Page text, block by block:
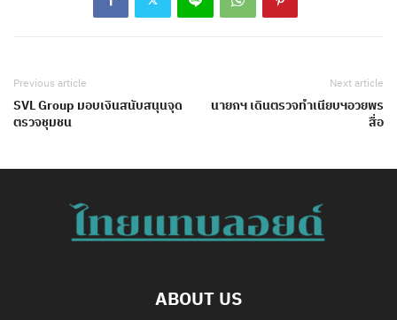
Previous article
SVL Group มอบเงินสนับสนุนจุด
ตรวจชุมชน
Next article
นายกฯ เดินตรวจทำเนียบฯอวยพร
สื่อ
ABOUT US